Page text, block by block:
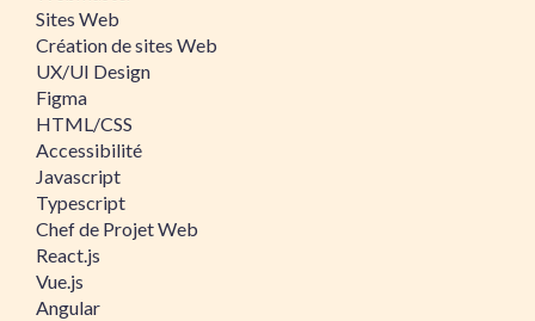
Sites Web
Création de sites Web
UX/UI Design
Figma
HTML/CSS
Accessibilité
Javascript
Typescript
Chef de Projet Web
React.js
Vue.js
Angular